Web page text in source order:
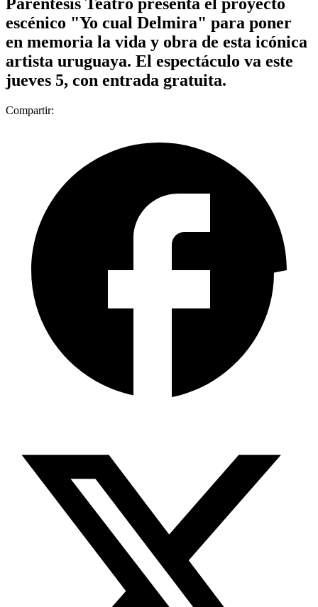
escénico "Yo cual Delmira" para poner
en memoria la vida y obra de esta icónica
artista uruguaya. El espectáculo va este
jueves 5, con entrada gratuita.
Compartir: